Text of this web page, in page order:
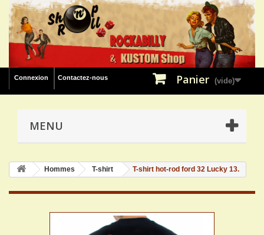
Connexion Contactez-nous Panier (vide)
MENU
Hommes T-shirt T-shirt hot-rod ford 32 Lucky 13.